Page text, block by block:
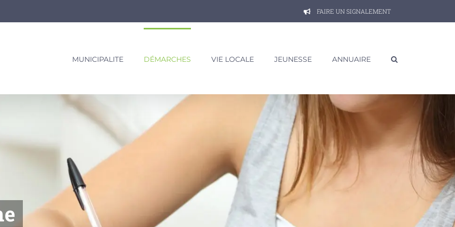
FAIRE UN SIGNALEMENT
MUNICIPALITE DÉMARCHES VIE LOCALE JEUNESSE ANNUAIRE